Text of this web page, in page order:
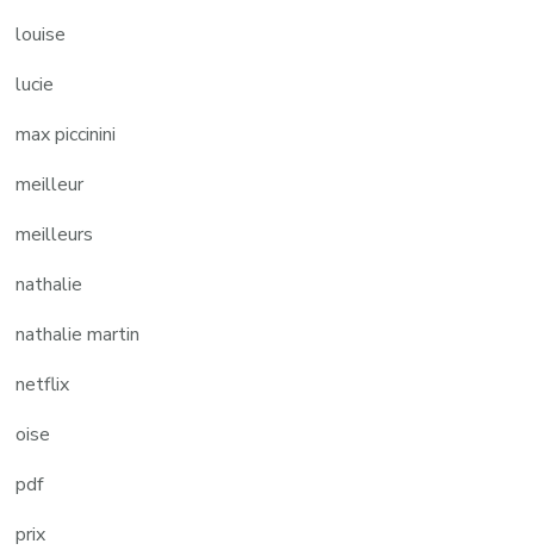
louise
lucie
max piccinini
meilleur
meilleurs
nathalie
nathalie martin
netflix
oise
pdf
prix